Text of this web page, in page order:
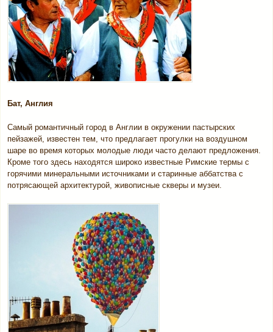
Бат, Англия
Самый романтичный город в Англии в окружении пастырских
пейзажей, известен тем, что предлагает прогулки на воздушном
шаре во время которых молодые люди часто делают предложения.
Кроме того здесь находятся широко известные Римские термы с
горячими минеральными источниками и старинные аббатства с
потрясающей архитектурой, живописные скверы и музеи.